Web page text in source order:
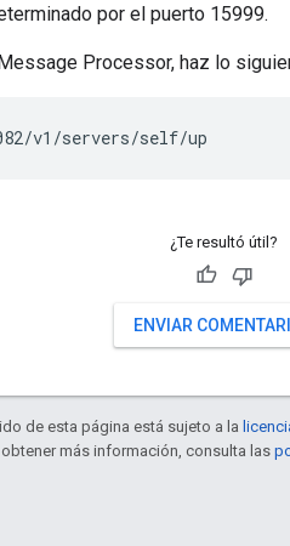
por el puerto 15999.
Processor, haz lo
v1/servers/self/up
¿Te resultó útil?
ENVIAR
de esta página está sujeto a la
obtener más información, consulta las